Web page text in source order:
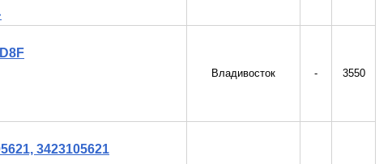
Владивосток - 3550
3423105621